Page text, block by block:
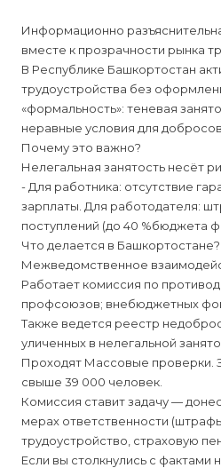
Информационно
вместе к прозрачности рынка
В Республике Башкортостан
трудоустройства без
«формальность»: теневая
неравные условия для
Почему это важно?
Нелегальная занятость несёт
- Для работника: отсутствие
зарплаты. Для работодателя:
поступлений (до 40 %бюджета
Что делается в Башкортостане?
Межведомственное
Работает комиссия по
профсоюзов; внебюджетных
Также ведется реестр
уличенных в нелегальной
Проходят Массовые проверки.
свыше 39 000 человек.
Комиссия ставит задачу —
мерах ответственности
трудоустройство, страховую
Если вы столкнулись с фактами